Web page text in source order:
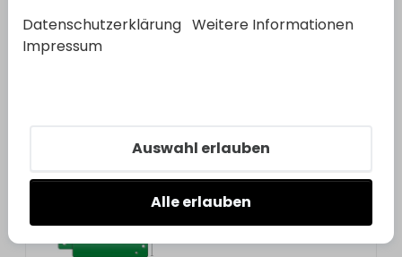
Datenschutzerklärung Weitere Informationen
Impressum
Auswahl erlauben
Alle erlauben